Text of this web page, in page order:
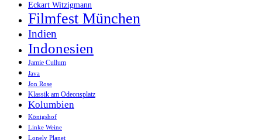
Eckart Witzigmann
Filmfest München
Indien
Indonesien
Jamie Cullum
Java
Jon Rose
Klassik am Odeonsplatz
Kolumbien
Königshof
Linke Weine
Lonely Planet